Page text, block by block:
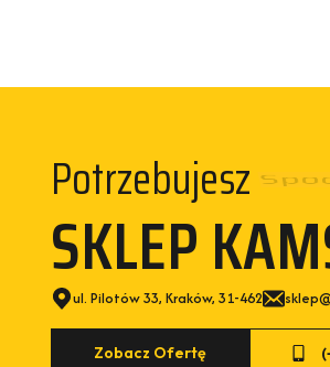
Potrzebujesz
SKLEP
ul. Pilotów 33, Kraków, 31-462
Zobacz Ofertę